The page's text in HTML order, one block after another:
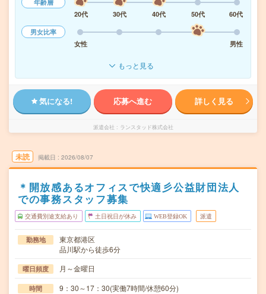
年齢層
20代
30代 40代 50代
60代
男女比率
女性
男性
もっと見る
気になる! 応募へ進む 詳しく見る
派遣会社 ランスタッド株式会社
未読 掲載日 2026/08/07
＊開放感あるオフィスで快適彡公益財団法人
での事務スタッフ募集
交通費別途支給あり 土日祝日が休み WEB登録OK 派遣
勤務地
東京都港区
品川駅から徒歩6分
曜日頻度 月～金曜日
時間 9：30～17：30(実働7時間/休憩60分)